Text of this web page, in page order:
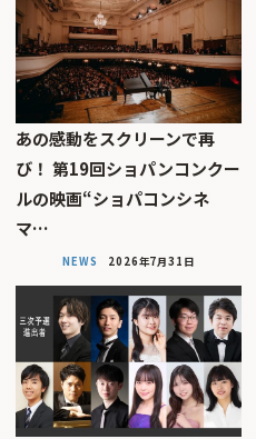
あの感動をスクリーンで再
び！ 第19回ショパンコンクー
ルの映画“ショパコンシネ
マ…
NEWS 2026年7月31日